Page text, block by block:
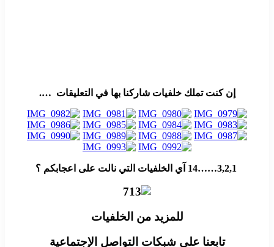
إن كنت تملك خلفيات شاركنا بها في التعليقات ….
؟
للمزيد من الخلفيات
تابعنا على شبكات التواصل الإجتماعية